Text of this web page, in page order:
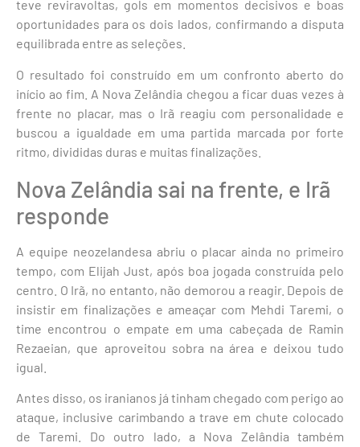
teve reviravoltas, gols em momentos decisivos e boas
oportunidades para os dois lados, confirmando a disputa
equilibrada entre as seleções.
O resultado foi construído em um confronto aberto do
início ao fim. A Nova Zelândia chegou a ficar duas vezes à
frente no placar, mas o Irã reagiu com personalidade e
buscou a igualdade em uma partida marcada por forte
ritmo, divididas duras e muitas finalizações.
Nova Zelândia sai na frente, e Irã
responde
A equipe neozelandesa abriu o placar ainda no primeiro
tempo, com Elijah Just, após boa jogada construída pelo
centro. O Irã, no entanto, não demorou a reagir. Depois de
insistir em finalizações e ameaçar com Mehdi Taremi, o
time encontrou o empate em uma cabeçada de Ramin
Rezaeian, que aproveitou sobra na área e deixou tudo
igual.
Antes disso, os iranianos já tinham chegado com perigo ao
ataque, inclusive carimbando a trave em chute colocado
de Taremi. Do outro lado, a Nova Zelândia também